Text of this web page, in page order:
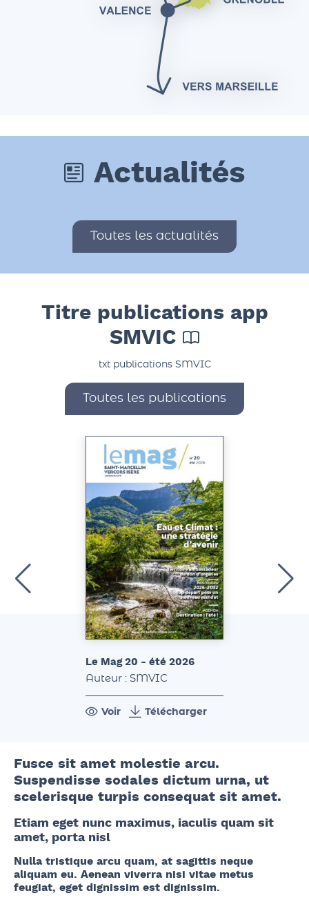
Toutes les actualités
Titre publications app
SMVIC
txt publications SMVIC
Toutes les publications
Le Mag 20 - été 2026
Auteur : SMVIC
Fusce sit amet molestie arcu.
Suspendisse sodales dictum urna, ut
scelerisque turpis consequat sit amet.
Etiam eget nunc maximus, iaculis quam sit
amet, porta nisl
Nulla tristique arcu quam, at sagittis neque
aliquam eu. Aenean viverra nisi vitae metus